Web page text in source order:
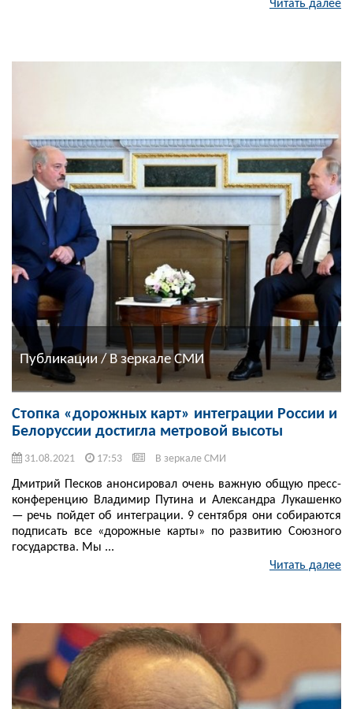
Читать далее
Публикации / В зеркале СМИ
Стопка «дорожных карт» интеграции России и
Белоруссии достигла метровой высоты
31.08.2021 17:53 В зеркале СМИ
Дмитрий Песков анонсировал очень важную общую пресс-
конференцию Владимир Путина и Александра Лукашенко
— речь пойдет об интеграции. 9 сентября они собираются
подписать все «дорожные карты» по развитию Союзного
государства. Мы ...
Читать далее